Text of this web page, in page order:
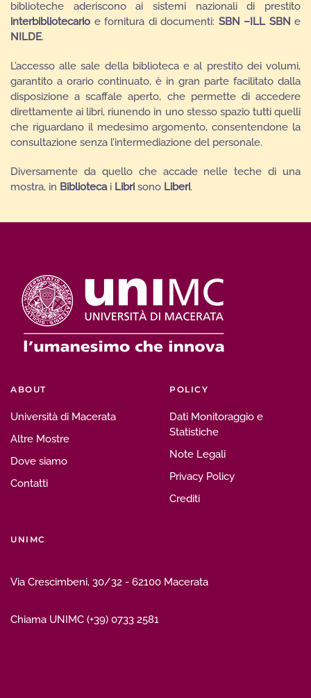
biblioteche aderiscono ai sistemi nazionali di prestito
interbibliotecario e fornitura di documenti: SBN –ILL SBN e
NILDE.
L’accesso alle sale della biblioteca e al prestito dei volumi,
garantito a orario continuato, è in gran parte facilitato dalla
disposizione a scaffale aperto, che permette di accedere
direttamente ai libri, riunendo in uno stesso spazio tutti quelli
che riguardano il medesimo argomento, consentendone la
consultazione senza l’intermediazione del personale.
Diversamente da quello che accade nelle teche di una
mostra, in Bibliotecai Libri sono Liberi.
ABOUT
Università di Macerata
Altre Mostre
Dove siamo
Contatti
POLICY
Dati Monitoraggio e
Statistiche
Note Legali
Privacy Policy
Crediti
UNIMC
Via Crescimbeni, 30/32 - 62100 Macerata
Chiama UNIMC (+39) 0733 2581